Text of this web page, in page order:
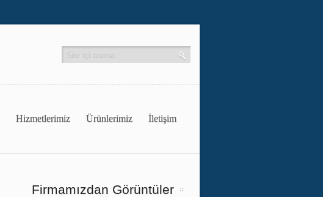
Hizmetlerimiz Ürünlerimiz İletişim
Firmamızdan Görüntüler